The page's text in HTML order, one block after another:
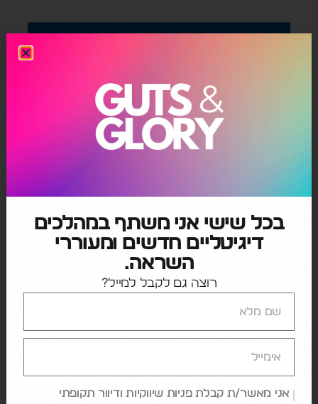
דעתי האישית:
אבל את/ה ואני זה לא כל אחד, ויש קהל מספיק גדול
שכן מעונין לרכוש מוצרי יד שניה, וכן – לא כל מוצרי
למכירה עובר בדיקה.
בכל שישי אני משתף במהלכים
דיגיטליים חדשים ומעוררי
השראה.
רוצה גם לקבל למייל?
אני מאשר/ת קבלת פניות שיווקיות ודיוור תקופתי